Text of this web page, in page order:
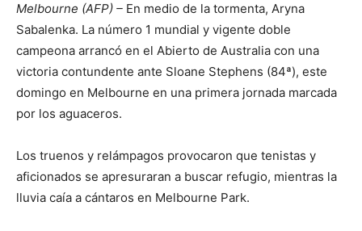
Melbourne (AFP) – En medio de la tormenta, Aryna
Sabalenka. La número 1 mundial y vigente doble
campeona arrancó en el Abierto de Australia con una
victoria contundente ante Sloane Stephens (84ª), este
domingo en Melbourne en una primera jornada marcada
por los aguaceros.
Los truenos y relámpagos provocaron que tenistas y
aficionados se apresuraran a buscar refugio, mientras la
lluvia caía a cántaros en Melbourne Park.